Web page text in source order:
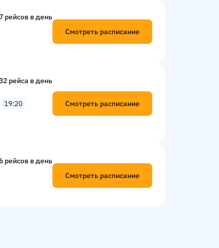
рейсов в день
Смотреть расписание
рейсa в день
19:20
Смотреть расписание
рейсов в день
Смотреть расписание